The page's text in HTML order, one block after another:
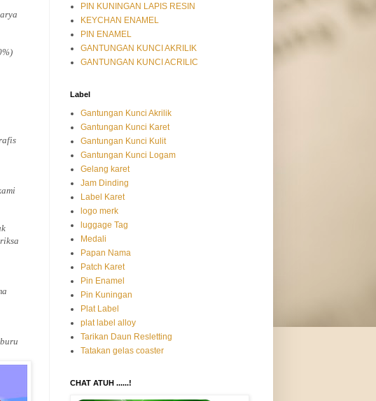
PIN KUNINGAN LAPIS RESIN
KEYCHAN ENAMEL
PIN ENAMEL
GANTUNGAN KUNCI AKRILIK
GANTUNGAN KUNCI ACRILIC
Label
Gantungan Kunci Akrilik
Gantungan Kunci Karet
Gantungan Kunci Kulit
Gantungan Kunci Logam
Gelang karet
Jam Dinding
Label Karet
logo merk
luggage Tag
Medali
Papan Nama
Patch Karet
Pin Enamel
Pin Kuningan
Plat Label
plat label alloy
Tarikan Daun Resletting
Tatakan gelas coaster
CHAT ATUH ......!